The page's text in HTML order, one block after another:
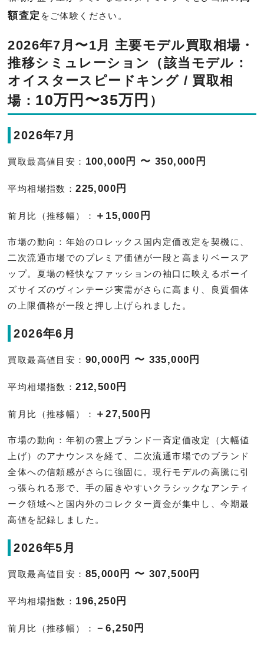
額査定 をご体験ください。
2026年7月〜1月 主要モデル買取相場・
推移シミュレーション（該当モデル：
オイスタースピードキング / 買取相
場： 10万円〜35万円 ）
2026年7月
買取最高値目安： 100,000円 〜 350,000円
平均相場指数：225,000円
前月比（推移幅）： ＋15,000円
市場の動向：年始のロレックス国内定価改定を契機に、
二次流通市場でのプレミア価値が一段と高まりベースア
ップ。夏場の軽快なファッションの袖口に映えるボーイ
ズサイズのヴィンテージ実需がさらに高まり、良質個体
の上限価格が一段と押し上げられました。
2026年6月
買取最高値目安： 90,000円 〜 335,000円
平均相場指数：212,500円
前月比（推移幅）： ＋27,500円
市場の動向：年初の雲上ブランド一斉定価改定（大幅値
上げ）のアナウンスを経て、二次流通市場でのブランド
全体への信頼感がさらに強固に。現行モデルの高騰に引
っ張られる形で、手の届きやすいクラシックなアンティ
ーク領域へと国内外のコレクター資金が集中し、今期最
高値を記録しました。
2026年5月
買取最高値目安： 85,000円 〜 307,500円
平均相場指数： 196,250円
前月比（推移幅）： －6,250円